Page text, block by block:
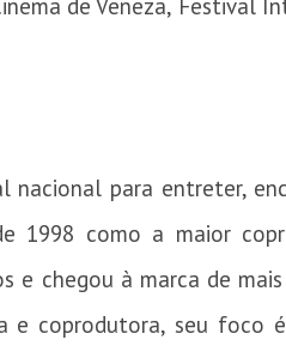
de Veneza, Festival
nacional para entreter,
1998 como a maior
e chegou à marca de
e coprodutora, seu foco